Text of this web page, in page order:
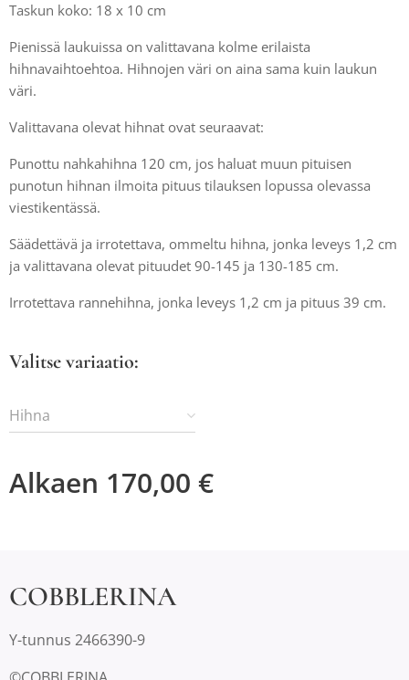
Taskun koko: 18 x 10 cm
Pienissä laukuissa on valittavana kolme erilaista
hihnavaihtoehtoa. Hihnojen väri on aina sama kuin laukun
väri.
Valittavana olevat hihnat ovat seuraavat:
Punottu nahkahihna 120 cm, jos haluat muun pituisen
punotun hihnan ilmoita pituus tilauksen lopussa olevassa
viestikentässä.
Säädettävä ja irrotettava, ommeltu hihna, jonka leveys 1,2 cm
ja valittavana olevat pituudet 90-145 ja 130-185 cm.
Irrotettava rannehihna, jonka leveys 1,2 cm ja pituus 39 cm.
Valitse variaatio:
Hihna
Alkaen 170,00 €
COBBLERINA
Y-tunnus 2466390-9